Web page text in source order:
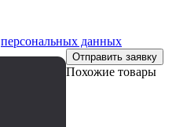
персональных данных
Отправить заявку
Похожие товары